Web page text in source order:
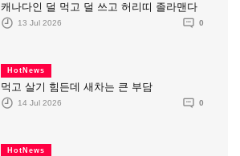
캐나다인 덜 먹고 덜 쓰고 허리띠 졸라맨다
13 Jul 2026 0
HotNews
먹고 살기 힘든데 새차는 큰 부담
14 Jul 2026 0
HotNews